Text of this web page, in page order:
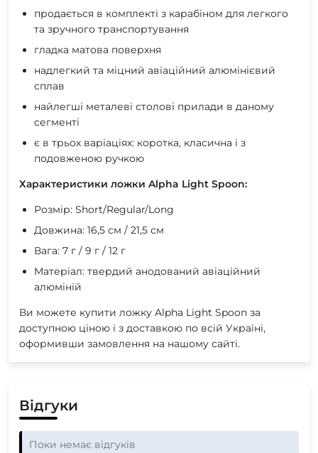
продається в комплекті з карабіном для легкого
та зручного транспортування
гладка матова поверхня
надлегкий та міцний авіаційний алюмінієвий
сплав
найлегші металеві столові прилади в даному
сегменті
є в трьох варіаціях: коротка, класична і з
подовженою ручкою
Характеристики ложки Alpha Light Spoon:
Розмір: Short/Regular/Long
Довжина: 16,5 см / 21,5 см
Вага: 7 г / 9 г / 12 г
Матеріал: твердий анодований авіаційний
алюміній
Ви можете купити ложку Alpha Light Spoon за
доступною ціною і з доставкою по всій Україні,
оформивши замовлення на нашому сайті.
Відгуки
Поки немає відгуків